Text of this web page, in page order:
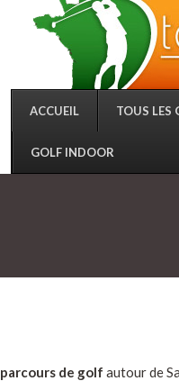
ACCUEIL TOUS LES
GOLF INDOOR
parcours de golf autour de